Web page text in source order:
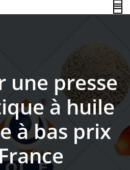
une presse
à huile
à bas prix